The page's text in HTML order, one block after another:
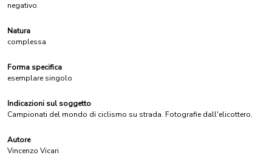
negativo
Natura
complessa
Forma specifica
esemplare singolo
Indicazioni sul soggetto
Campionati del mondo di ciclismo su strada. Fotografie dall'elicottero.
Autore
Vincenzo Vicari